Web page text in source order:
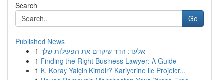
Search
Go
Published News
1 אלעד: הדר שיקדם את הפעילות שלך
1 Finding the Right Business Lawyer: A Guide
1 K. Koray Yalçin Kimdir? Kariyerine ile Projeler...